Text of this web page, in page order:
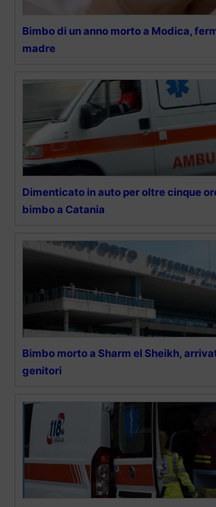
Bimbo di un anno morto a Modica,
madre
Dimenticato in auto per oltre cinque
bimbo a Catania
Bimbo morto a Sharm el Sheikh,
genitori